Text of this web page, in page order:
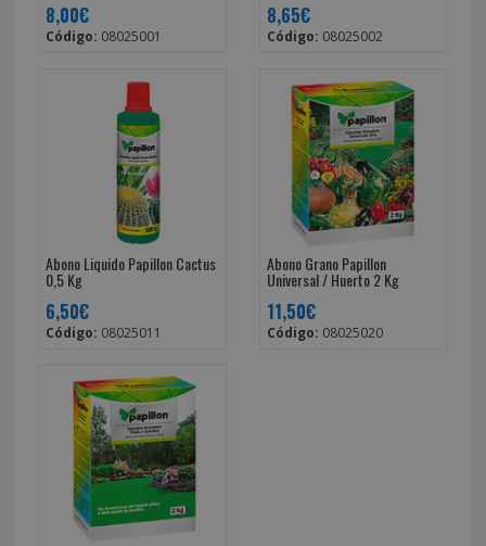
8,00€
Código: 08025001
8,65€
Código: 08025002
Abono Liquido Papillon Cactus
0,5 Kg
6,50€
Código: 08025011
Abono Grano Papillon
Universal / Huerto 2 Kg
11,50€
Código: 08025020